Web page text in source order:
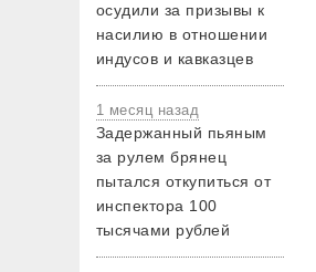
осудили за призывы к
насилию в отношении
индусов и кавказцев
1 месяц назад
Задержанный пьяным
за рулем брянец
пытался откупиться от
инспектора 100
тысячами рублей